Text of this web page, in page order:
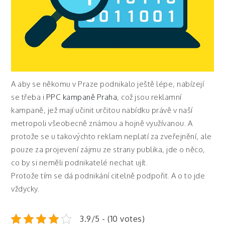
A aby se někomu v Praze podnikalo ještě lépe, nabízejí
se třeba i PPC kampaně Praha, což jsou reklamní
kampaně, jež mají učinit určitou nabídku právě v naší
metropoli všeobecně známou a hojně využívanou. A
protože se u takovýchto reklam neplatí za zveřejnění, ale
pouze za projevení zájmu ze strany publika, jde o něco,
co by si neměli podnikatelé nechat ujít.
Protože tím se dá podnikání citelně podpořit. A o to jde
vždycky.
3.9/5 - (10 votes)